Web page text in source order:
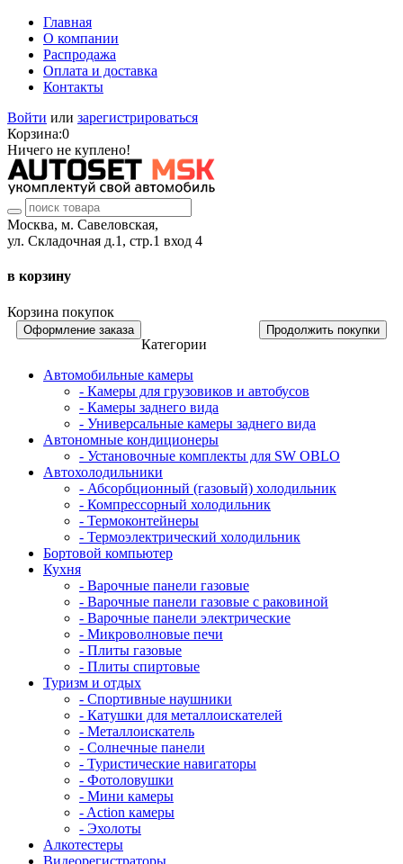
Главная
О компании
Распродажа
Оплата и доставка
Контакты
Войти или зарегистрироваться
Корзина:0
Ничего не куплено!
Москва, м. Савеловская,
ул. Складочная д.1, стр.1 вход 4
в корзину
Корзина покупок
Оформление заказа Продолжить покупки
Категории
Автомобильные камеры
- Камеры для грузовиков и автобусов
- Камеры заднего вида
- Универсальные камеры заднего вида
Автономные кондиционеры
- Установочные комплекты для SW OBLO
Автохолодильники
- Абсорбционный (газовый) холодильник
- Компрессорный холодильник
- Термоконтейнеры
- Термоэлектрический холодильник
Бортовой компьютер
Кухня
- Варочные панели газовые
- Варочные панели газовые с раковиной
- Варочные панели электрические
- Микроволновые печи
- Плиты газовые
- Плиты спиртовые
Туризм и отдых
- Cпортивные наушники
- Катушки для металлоискателей
- Металлоискатель
- Солнечные панели
- Туристические навигаторы
- Фотоловушки
- Мини камеры
- Action камеры
- Эхолоты
Алкотестеры
Видеорегистраторы